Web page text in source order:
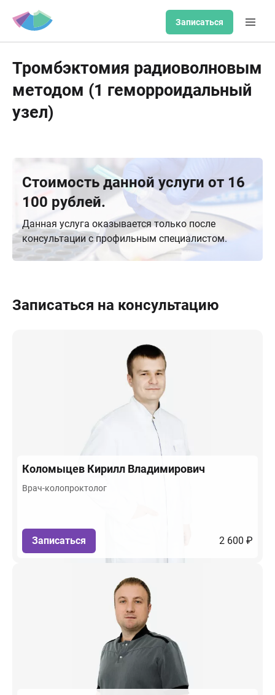
Записаться
Тромбэктомия радиоволновым
методом (1 геморроидальный
узел)
Стоимость данной услуги от 16
100 рублей.
Данная услуга оказывается только после
консультации с профильным специалистом.
Записаться на консультацию
Коломыцев Кирилл Владимирович
Врач-колопроктолог
Записаться 2 600 ₽